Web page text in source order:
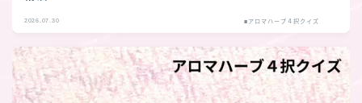
2026.07.30 ■アロマハーブ４択クイズ